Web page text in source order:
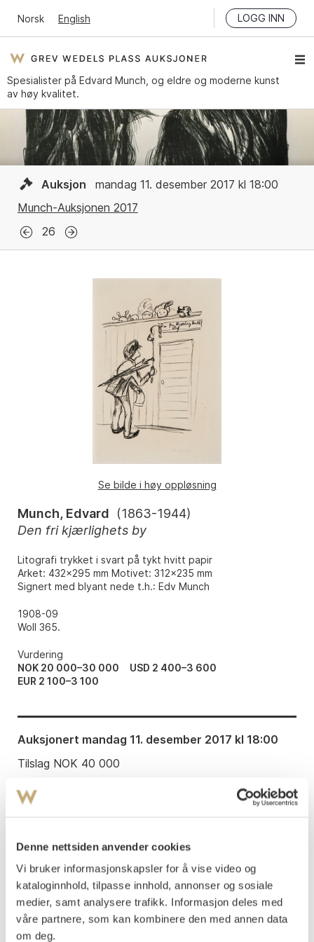
Denne nettsiden anvender cookies
Vi bruker informasjonskapsler for å vise video og
kataloginnhold, tilpasse innhold, annonser og sosiale
medier, samt analysere trafikk. Informasjon deles med
våre partnere, som kan kombinere den med annen data
om deg.
Norsk English LOGG INN
Spesialister på Edvard Munch, og eldre og moderne kunst
av høy kvalitet.
Auksjon
mandag 11. desember 2017 kl 18:00
Munch-Auksjonen 2017
26
Se bilde i høy oppløsning
Munch, Edvard (1863-1944)
Den fri kjærlighets by
Litografi trykket i svart på tykt hvitt papir
Arket: 432x295 mm Motivet: 312x235 mm
Signert med blyant nede t.h.: Edv Munch
1908-09
Woll 365.
Vurdering
NOK 20 000–30 000
USD 2 400–3 600
EUR 2 100–3 100
Auksjonert mandag 11. desember 2017 kl 18:00
Tilslag NOK 40 000
LITTERATUR: Arne Eggum og Gerd Woll: "Alfa og
Omega",utstillingskatalog med Edvard Munchs
tekst "Fra den fri kjærlighets by" Munch-museet,
Oslo 1981.